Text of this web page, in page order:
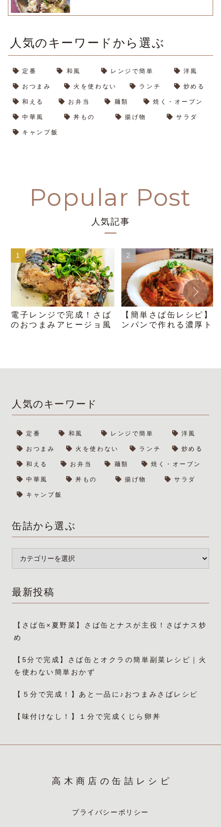
人気のキーワードから選ぶ
定番 和風 レンジで簡単 洋風
おつまみ 火を使わない ランチ 炒める
和える お弁当 麺類 焼く・オーブン
中華風 丼もの 揚げ物 サラダ
キャンプ飯
人気記事
電子レンジで完成！さば
のおつまみアヒージョ風
【簡単さば缶レシピ】
ンパンで作れる濃厚ト
人気のキーワード
定番 和風 レンジで簡単 洋風
おつまみ 火を使わない ランチ 炒める
和える お弁当 麺類 焼く・オーブン
中華風 丼もの 揚げ物 サラダ
キャンプ飯
缶詰から選ぶ
最新投稿
【さば缶×夏野菜】さば缶とナスが主役！さばナス炒
め
【5分で完成】さば缶とオクラの簡単副菜レシピ｜火
を使わない簡単おかず
【５分で完成！】あと一品に♪おつまみさばレシピ
【味付けなし！】１分で完成くじら卵丼
高木商店の缶詰レシピ
プライバシーポリシー